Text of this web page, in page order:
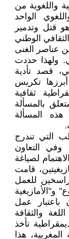
واللغوية من
الواحد
قتل وتدمير
الوطني
عناصر الغنى
ولهذا حددت
قصد تأدية
تكريس
ثقافية
بالمسألة
هذه المسألة
التي تندرج
وفي التعاون
لصياغة
قامت
للعمل
و"الأمازيغية
باعتبار عمل
والثقافة
تأخذ
هذا